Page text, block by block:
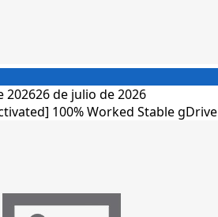
202626 de julio de 2026
100% Worked Stable gDrive